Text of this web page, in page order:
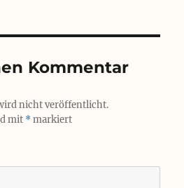
Kommentar
nicht veröffentlicht.
mit *markiert